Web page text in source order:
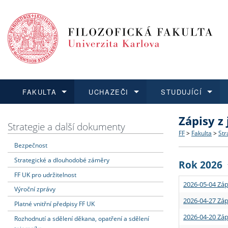
FAKULTA
Dozvědět se více
Struktura
Strategie
Podpora
UCHAZEČI
Podat přihlášku
Co
Učitelské
STUDUJÍCÍ
Dozvědět se více
Rigorózní
Dozvědět se více
O vědě a
Granty a
Dozvědět se více
Aktuální
Strategie a další dokumenty
Bezpečnost
Strategické a dlouhodobé záměry
FF UK pro udržitelnost
Výroční zprávy
Platné vnitřní předpisy FF UK
Rozhodnutí a sdělení děkana, opatření a sdělení
Zápisy
FF > Fakulta >
Rok 2026
2026-05-04
2026-04-27
2026-04-20